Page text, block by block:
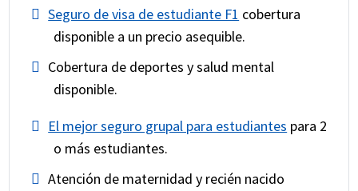
Seguro de visa de estudiante F1 cobertura
disponible a un precio asequible.
Cobertura de deportes y salud mental
disponible.
El mejor seguro grupal para estudiantes para 2
o más estudiantes.
Atención de maternidad y recién nacido